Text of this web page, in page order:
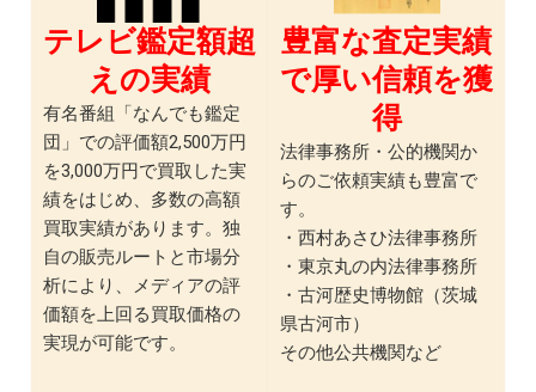
テレビ鑑定額超
えの実績
有名番組「なんでも鑑定
団」での評価額2,500万円
を3,000万円で買取した実
績をはじめ、多数の高額
買取実績があります。独
自の販売ルートと市場分
析により、メディアの評
価額を上回る買取価格の
実現が可能です。
豊富な査定実績
で厚い信頼を獲
得
法律事務所・公的機関か
らのご依頼実績も豊富で
す。
・西村あさひ法律事務所
・東京丸の内法律事務所
・古河歴史博物館（茨城
県古河市）
その他公共機関など